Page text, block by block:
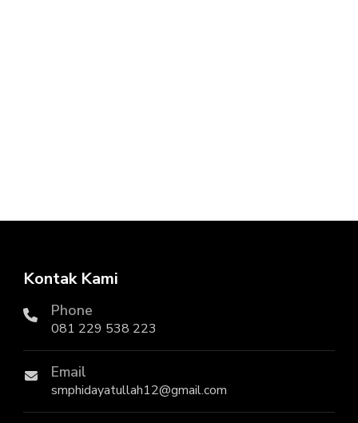
Kontak Kami
Phone
081 229 538 223
Email
smphidayatullah12@gmail.com